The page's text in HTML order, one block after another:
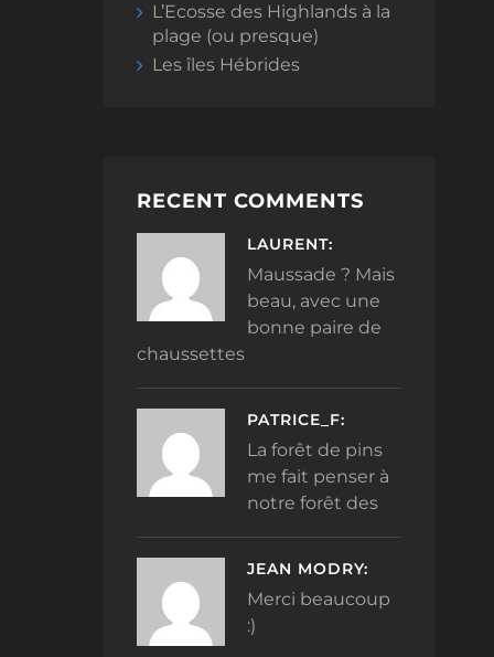
L’Ecosse des Highlands à la
plage (ou presque)
Les îles Hébrides
RECENT COMMENTS
LAURENT:
Maussade ? Mais
beau, avec une
bonne paire de
chaussettes
PATRICE_F:
La forêt de pins
me fait penser à
notre forêt des
JEAN MODRY:
Merci beaucoup
:)